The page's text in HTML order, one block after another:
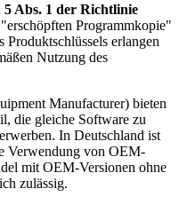
5 Abs. 1 der Richtlinie
Programmkopie"
erlangen
Nutzung des
Manufacturer) bieten
die gleiche Software zu
In Deutschland ist
Verwendung von OEM-
mit OEM-Versionen ohne
zulässig.